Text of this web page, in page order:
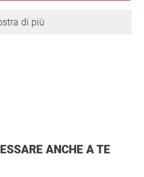
di più
ANCHE A TE